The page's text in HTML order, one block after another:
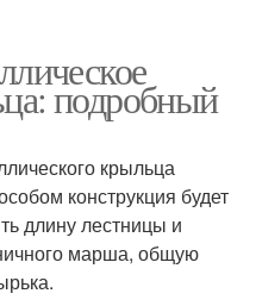
подробный
крыльца
конструкция будет
длину лестницы и
марша, общую